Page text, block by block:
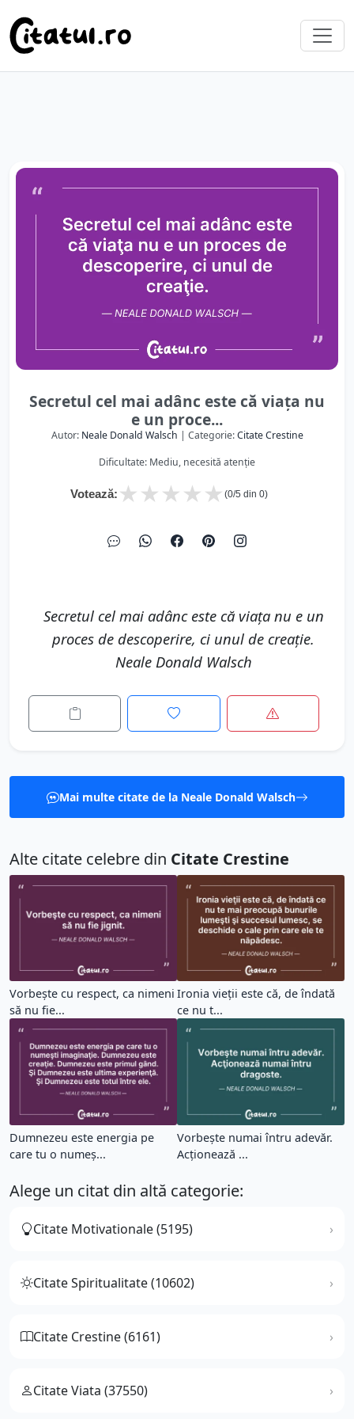
Secretul cel mai adânc este că viaţa nu
e un proce...
Autor: Neale Donald Walsch | Categorie:Citate Crestine
Dificultate: Mediu, necesită atenție
Votează: ★
★
★
★
★ (0/5 din 0)
Secretul cel mai adânc este că viaţa nu e un
proces de descoperire, ci unul de creaţie.
Neale Donald Walsch
Mai multe citate de la Neale Donald Walsch
Alte citate celebre din Citate Crestine
Vorbeşte cu respect, ca nimeni
să nu fie...
Ironia vieţii este că, de îndată
ce nu t...
Dumnezeu este energia pe
care tu o numeş...
Vorbeşte numai întru adevăr.
Acţionează ...
Alege un citat din altă categorie:
Citate Motivationale (5195)
Citate Spiritualitate (10602)
Citate Crestine (6161)
Citate Viata (37550)